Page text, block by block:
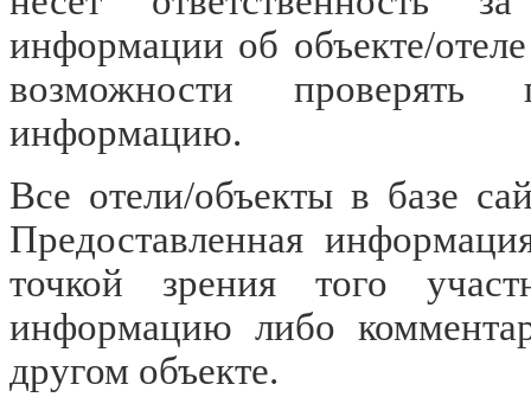
информации об объекте/
возможности проверять
информацию.
Все отели/объекты в базе
Предоставленная
точкой зрения того
информацию либо
другом объекте.